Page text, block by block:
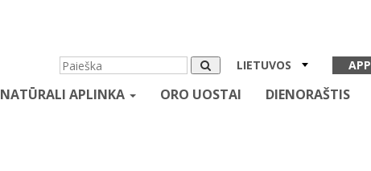
APP
LIETUVOS
NATŪRALI APLINKA ORO UOSTAI DIENORAŠTIS